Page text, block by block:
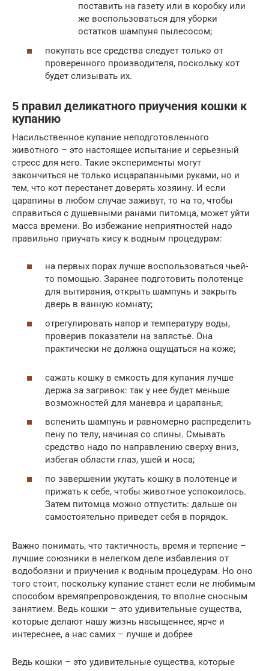
поставить на газету или в коробку или
же воспользоваться для уборки
остатков шампуня пылесосом;
покупать все средства следует только от
проверенного производителя, поскольку кот
будет слизывать их.
5 правил деликатного приучения кошки к
купанию
Насильственное купание неподготовленного
животного – это настоящее испытание и серьезный
стресс для него. Такие эксперименты могут
закончиться не только исцарапанными руками, но и
тем, что кот перестанет доверять хозяину. И если
царапины в любом случае заживут, то на то, чтобы
справиться с душевными ранами питомца, может уйти
масса времени. Во избежание неприятностей надо
правильно приучать кису к водным процедурам:
на первых порах лучше воспользоваться чьей-
то помощью. Заранее подготовить полотенце
для вытирания, открыть шампунь и закрыть
дверь в ванную комнату;
отрегулировать напор и температуру воды,
проверив показатели на запястье. Она
практически не должна ощущаться на коже;
сажать кошку в емкость для купания лучше
держа за загривок: так у нее будет меньше
возможностей для маневра и царапанья;
вспенить шампунь и равномерно распределить
пену по телу, начиная со спины. Смывать
средство надо по направлению сверху вниз,
избегая области глаз, ушей и носа;
по завершении укутать кошку в полотенце и
прижать к себе, чтобы животное успокоилось.
Затем питомца можно отпустить: дальше он
самостоятельно приведет себя в порядок.
Важно понимать, что тактичность, время и терпение –
лучшие союзники в нелегком деле избавления от
водобоязни и приучения к водным процедурам. Но оно
того стоит, поскольку купание станет если не любимым
способом времяпрепровождения, то вполне сносным
занятием. Ведь кошки – это удивительные существа,
которые делают нашу жизнь насыщеннее, ярче и
интереснее, а нас самих – лучше и добрее
Ведь кошки – это удивительные существа, которые